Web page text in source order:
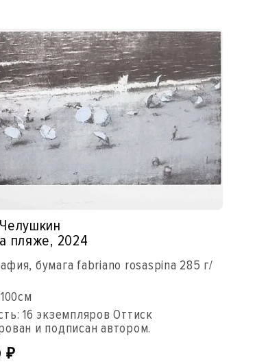
пляже, 2024
бумага fabriano rosaspina 285 г/
16 экземпляров Оттиск
и подписан автором.
₽